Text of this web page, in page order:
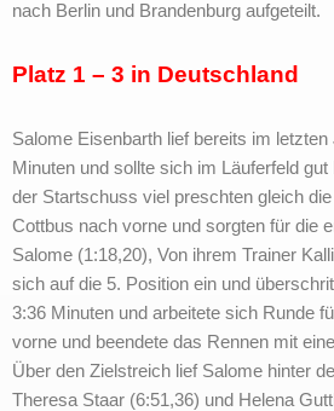
nach Berlin und Brandenburg aufgeteilt.
Platz 1 – 3 in Deutschland
Salome Eisenbarth lief bereits im
Minuten und sollte sich im Läuferfeld gut
der Startschuss viel preschten gleich
Cottbus nach vorne und sorgten für die
Salome (1:18,20), Von ihrem Trainer
sich auf die 5. Position ein und
3:36 Minuten und arbeitete sich Runde
vorne und beendete das Rennen mit
Über den Zielstreich lief Salome hinter
Theresa Staar (6:51,36) und Helena